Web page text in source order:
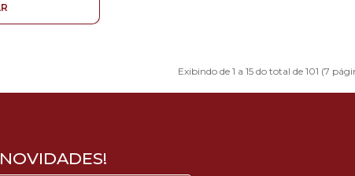
Exibindo de 1 a 15 do total de 101 (7